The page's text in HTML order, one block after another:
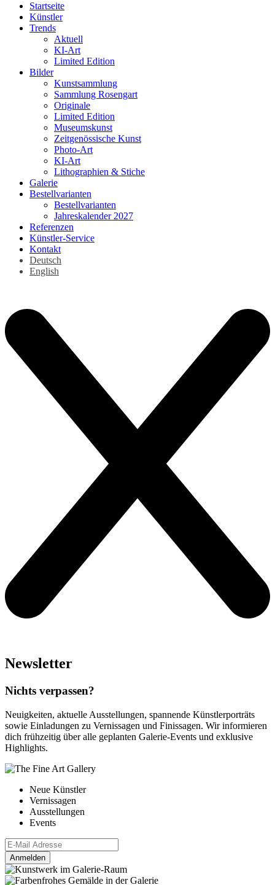
Startseite
Künstler
Trends
Aktuell
KI-Art
Limited Edition
Bilder
Kunstsammlung
Sammlung Rosengart
Originale
Limited Edition
Museumskunst
Zeitgenössische Kunst
Photo-Art
KI-Art
Lithographien & Stiche
Galerie
Bestellvarianten
Bestellvarianten
Jahreskalender 2027
Referenzen
Künstler-Service
Kontakt
Deutsch
English
Newsletter
Nichts verpassen?
Neuigkeiten, aktuelle Ausstellungen, spannende Künstlerporträts
sowie Einladungen zu Vernissagen und Finissagen. Wir informieren
dich frühzeitig über alle geplanten Galerie-Events und exklusive
Highlights.
Neue Künstler
Vernissagen
Ausstellungen
Events
Anmelden